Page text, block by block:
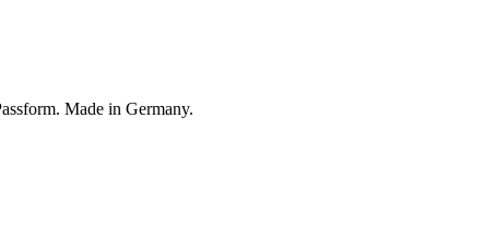
Made in Germany.